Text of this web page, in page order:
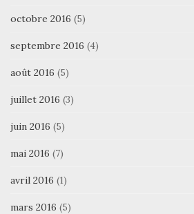
octobre 2016 (5)
septembre 2016 (4)
août 2016 (5)
juillet 2016 (3)
juin 2016 (5)
mai 2016 (7)
avril 2016 (1)
mars 2016 (5)